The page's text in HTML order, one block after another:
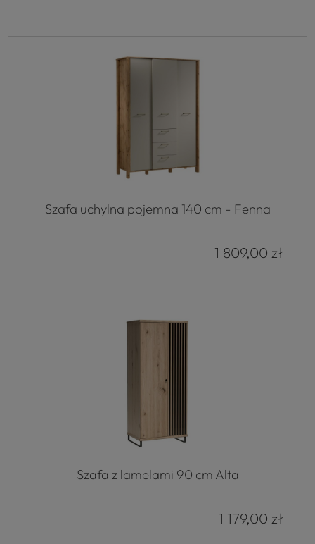
Szafa uchylna pojemna 140 cm - Fenna
1 809,00 zł
Szafa z lamelami 90 cm Alta
1 179,00 zł